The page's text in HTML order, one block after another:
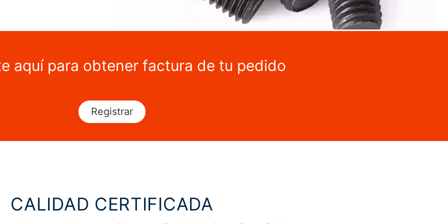
aquí para obtener factura de tu pedido
Registrar
CALIDAD CERTIFICADA